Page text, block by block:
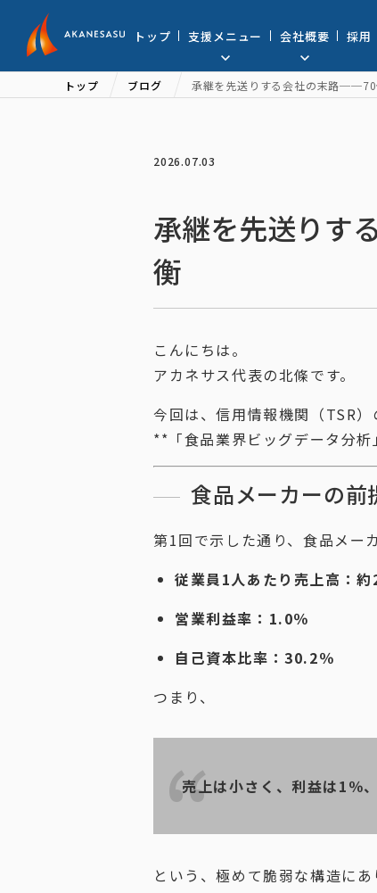
トップ 支援メニュー 会社概要 採用
トップ ブログ 承継を先送りする会社の末路──70
2026.07.03
承継を先送りす
衡
こんにちは。
アカネサス代表の北條です。
今回は、信用情報機関（TSR
**「食品業界ビッグデータ分析
食品メーカーの前
第1回で示した通り、食品メー
従業員1人あたり売上高：
営業利益率：1.0％
自己資本比率：30.2％
つまり、
売上は小さく、利益は1％
という、極めて脆弱な構造にあ